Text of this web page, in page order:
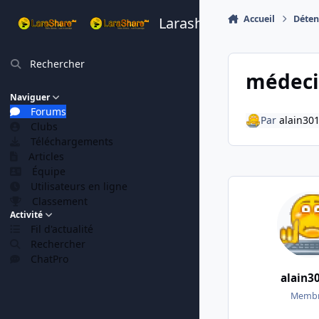
Larashare
Rechercher
Naviguer
Forums
Clubs
Téléchargements
Articles
Équipe
Utilisateurs en ligne
Classement
Activité
Fil d'actualité
Rechercher
ChatPro
Accueil
Par